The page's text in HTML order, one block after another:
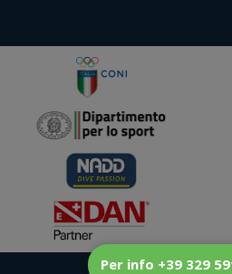
Per info +39 329